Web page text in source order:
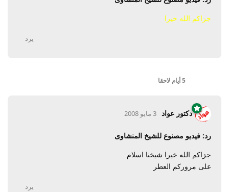
جزاكم الله خيرا
يرد
5 أيام لاحقا
دكتور عواد 3 مايو 2008
رد: فيديو مصنوع للشيخ المنشاوى
جزاكم الله خيرا شيخنا اسلام
على مروركم العطر
يرد